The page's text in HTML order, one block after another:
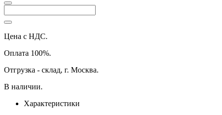
Цена с НДС.
Оплата 100%.
Отгрузка - склад, г. Москва.
В наличии.
Характеристики